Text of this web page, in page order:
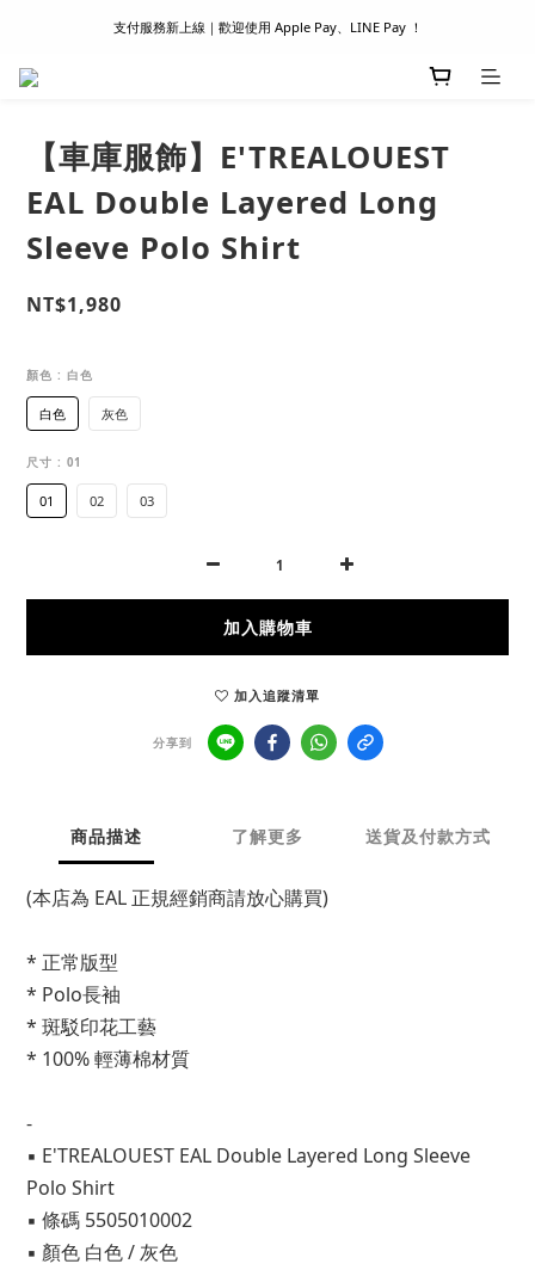
滿 1500 超商取貨免運 │ WORLDWIDE SHIPPING
支付服務新上線｜歡迎使用 Apple Pay、LINE Pay ！
【車庫服飾】E'TREALOUEST
EAL Double Layered Long
Sleeve Polo Shirt
NT$1,980
顏色 : 白色
白色 灰色
尺寸 : 01
01 02 03
加入購物車
加入追蹤清單
分享到
商品描述 了解更多 送貨及付款方式
(本店為 EAL 正規經銷商請放心購買)
* 正常版型
* Polo長袖
* 斑駁印花工藝
* 100% 輕薄棉材質
-
▪ E'TREALOUEST EAL Double Layered Long Sleeve
Polo Shirt
▪ 條碼 5505010002
▪ 顏色 白色 / 灰色